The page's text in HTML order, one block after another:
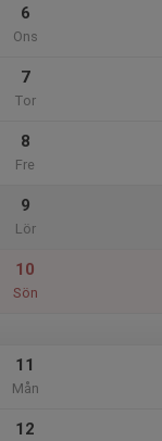
6
Ons
7
Tor
8
Fre
9
Lör
10
Sön
11
Mån
12